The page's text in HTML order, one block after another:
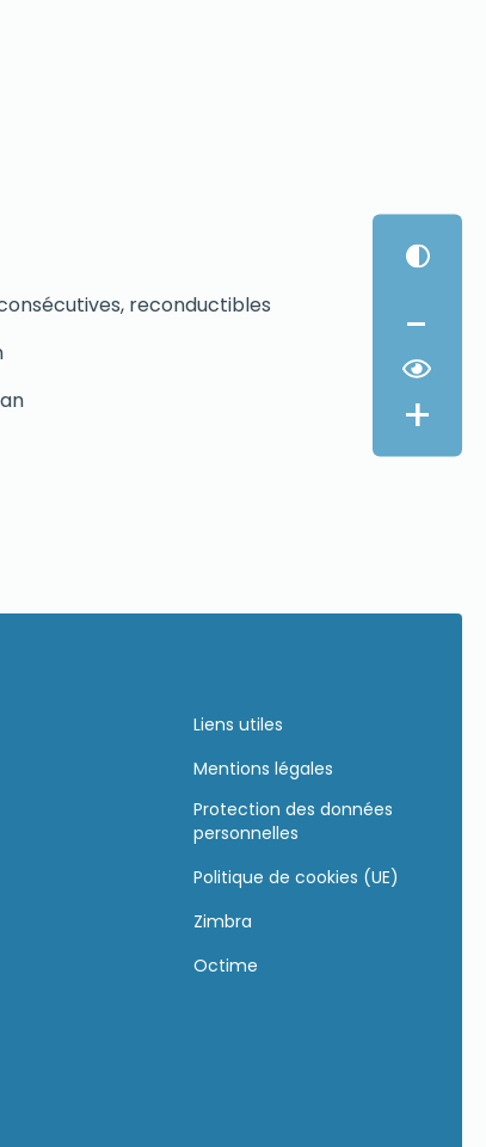
reconductibles
Liens utiles
Mentions légales
Protection des données
personnelles
Politique de cookies (UE)
Zimbra
Octime
-
+